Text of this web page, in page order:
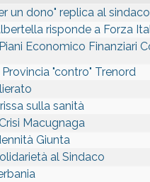
un dono" replica al
risponde a Forza
Economico Finanziari
"contro" Trenord
sulla sanità
Macugnaga
Giunta
al Sindaco